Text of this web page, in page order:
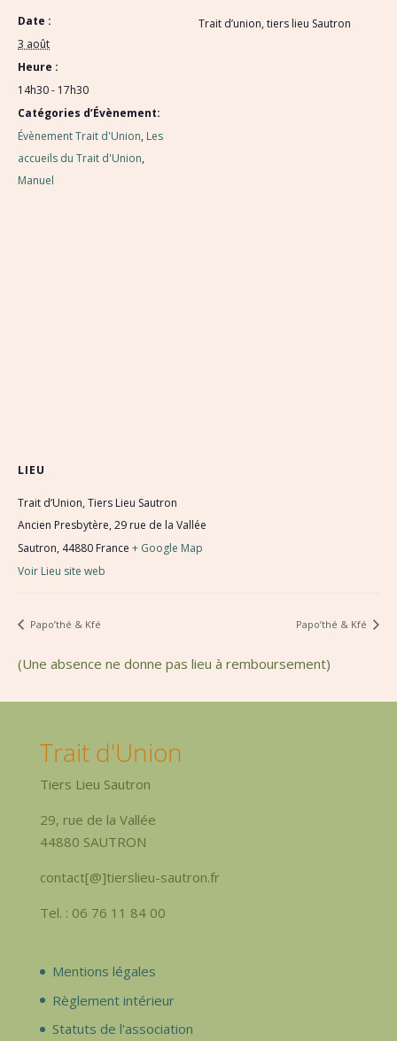
Date :
3 août
Heure :
14h30 - 17h30
Catégories d’Évènement:
Évènement Trait d'Union, Les
accueils du Trait d'Union,
Manuel
Trait d’union, tiers lieu Sautron
LIEU
Trait d’Union, Tiers Lieu Sautron
Ancien Presbytère, 29 rue de la Vallée
Sautron, 44880 France + Google Map
Voir Lieu site web
Papo’thé & Kfé Papo’thé & Kfé
(Une absence ne donne pas lieu à remboursement)
Trait d'Union
Tiers Lieu Sautron
29, rue de la Vallée
44880 SAUTRON
contact[@]tierslieu-sautron.fr
Tel. : 06 76 11 84 00
Mentions légales
Règlement intérieur
Statuts de l'association